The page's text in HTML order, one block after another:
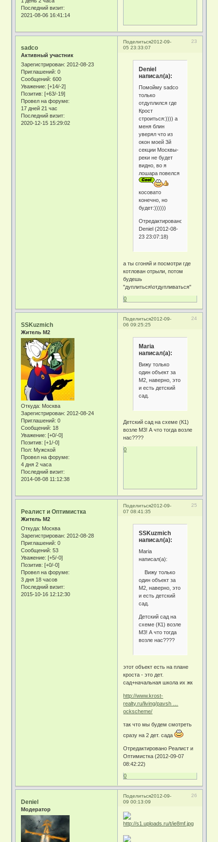
Последний визит:
2021-08-06 16:41:14
Поделиться 23
2012-09-
05 23:33:07
sadco
Активный участник
Зарегистрирован: 2012-08-23
Приглашений: 0
Сообщений: 600
Уважение: [+14/-2]
Позитив: [+63/-19]
Провел на форуме:
17 дней 21 час
Последний визит:
2020-12-15 15:29:02
Deniel
написал(а):
Помойму sadco
только
отдуплился где
Крост
строиться:)))) а
меня блин
уверял что из
окон моей 3й
секции Москвы-
реки не будет
видно, во я
лошара повелся
косовато
конечно, но
будет:))))))
Отредактировано
Deniel (2012-08-
23 23:07:18)
а ты сгоняй и посмотри где
котлован отрыли, потом
будешь
"дуплиться\отдупливаться"
0
Поделиться 24
2012-09-
06 09:25:25
SSKuzmich
Житель М2
Откуда: Москва
Зарегистрирован: 2012-08-24
Приглашений: 0
Сообщений: 18
Уважение: [+0/-0]
Позитив: [+1/-0]
Пол: Мужской
Провел на форуме:
4 дня 2 часа
Последний визит:
2014-08-08 11:12:38
Maria
написал(а):
Вижу только
один объект за
М2, наверно, это
и есть детский
сад.
Детский сад на схеме (К1)
возле М3! А что тогда возле
нас????
0
Поделиться 25
2012-09-
07 08:41:35
Реалист и Оптимистка
Житель М2
Откуда: Москва
Зарегистрирован: 2012-08-28
Приглашений: 0
Сообщений: 53
Уважение: [+5/-0]
Позитив: [+0/-0]
Провел на форуме:
3 дня 18 часов
Последний визит:
2015-10-16 12:12:30
SSKuzmich
написал(а):
Maria
написал(а):
Вижу только
один объект за
М2, наверно, это
и есть детский
сад.
Детский сад на
схеме (К1) возле
М3! А что тогда
возле нас????
этот объект есть на плане
кроста - это дет.
сад+начальная школа их жк
http://www.krost-
realty.ru/living/pavsh …
ockscheme/
так что мы будем смотреть
сразу на 2 дет. сада
Отредактировано Реалист и
Оптимистка (2012-09-07
08:42:22)
0
Поделиться 26
2012-09-
09 00:13:09
Deniel
Модератор